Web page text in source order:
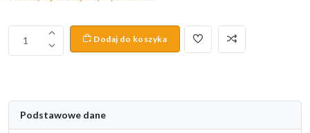
1 Dodaj do koszyka
Podstawowe dane